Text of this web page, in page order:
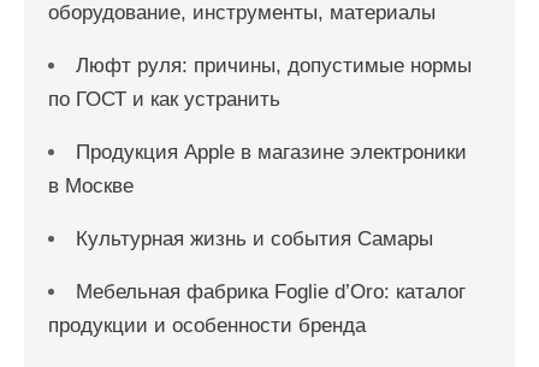
оборудование, инструменты, материалы
Люфт руля: причины, допустимые нормы
по ГОСТ и как устранить
Продукция Apple в магазине электроники
в Москве
Культурная жизнь и события Самары
Мебельная фабрика Foglie d’Oro: каталог
продукции и особенности бренда